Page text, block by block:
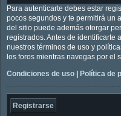
Para autenticarte debes estar
pocos segundos y te permitirá un
del sitio puede además otorgar
registrados. Antes de identificarte
nuestros términos de uso y
los foros mientras navegas por el
Condiciones de uso
Política de
Registrarse